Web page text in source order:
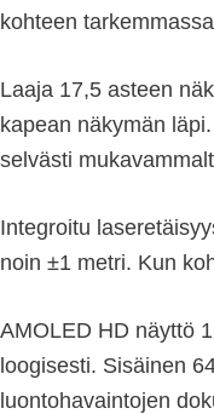
kohteen
Laaja 17,5 asteen
kapean näkymän
selvästi
Integroitu
noin ±1 metri. Kun
AMOLED HD näyttö
loogisesti. Sisäinen
luontohavaintojen